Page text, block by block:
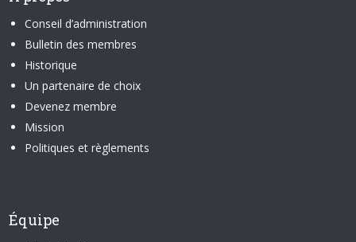
Conseil d’administration
Bulletin des membres
Historique
Un partenaire de choix
Devenez membre
Mission
Politiques et règlements
Équipe